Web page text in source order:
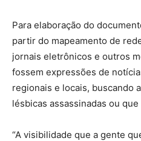
Para elaboração do
partir do mapeamento de
jornais eletrônicos e outros
fossem expressões de
regionais e locais, buscando
lésbicas assassinadas ou
“A visibilidade que a gente